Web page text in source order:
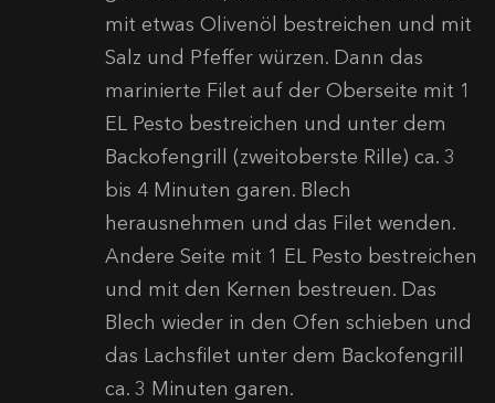
mit etwas Olivenöl bestreichen und mit
Salz und Pfeffer würzen. Dann das
marinierte Filet auf der Oberseite mit 1
EL Pesto bestreichen und unter dem
Backofengrill (zweitoberste Rille) ca. 3
bis 4 Minuten garen. Blech
herausnehmen und das Filet wenden.
Andere Seite mit 1 EL Pesto bestreichen
und mit den Kernen bestreuen. Das
Blech wieder in den Ofen schieben und
das Lachsfilet unter dem Backofengrill
ca. 3 Minuten garen.